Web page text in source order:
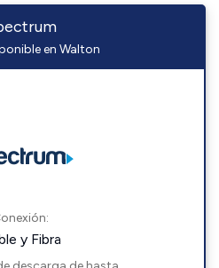
en Walton
y Fibra